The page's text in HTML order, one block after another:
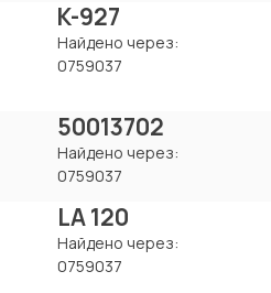
K-927
Найдено через:
0759037
50013702
Найдено через:
0759037
LA 120
Найдено через:
0759037